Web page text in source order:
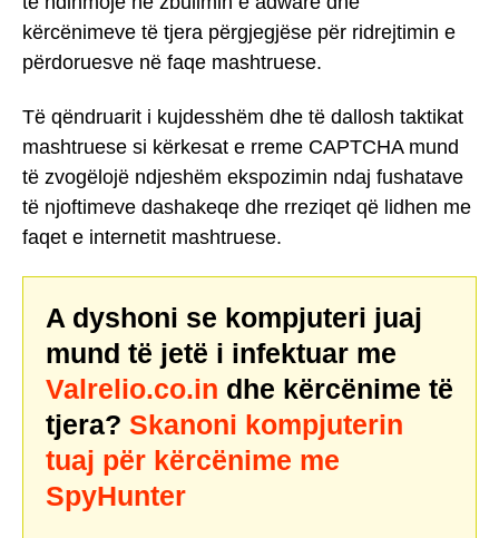
kërcënimeve të tjera përgjegjëse për ridrejtimin e
përdoruesve në faqe mashtruese.
Të qëndruarit i kujdesshëm dhe të dallosh taktikat
mashtruese si kërkesat e rreme CAPTCHA mund
të zvogëlojë ndjeshëm ekspozimin ndaj fushatave
të njoftimeve dashakeqe dhe rreziqet që lidhen me
faqet e internetit mashtruese.
A dyshoni se kompjuteri juaj
mund të jetë i infektuar me
Valrelio.co.in dhe kërcënime të
tjera? Skanoni kompjuterin
tuaj për kërcënime me
SpyHunter